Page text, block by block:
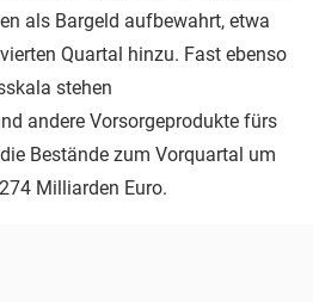
als Bargeld aufbewahrt, etwa
Quartal hinzu. Fast ebenso
stehen
andere Vorsorgeprodukte fürs
Bestände zum Vorquartal um
Milliarden Euro.